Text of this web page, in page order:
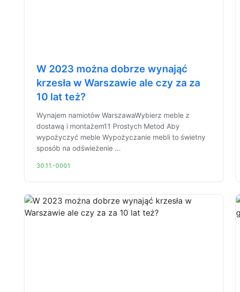
W 2023 można dobrze wynająć
krzesła w Warszawie ale czy za za
10 lat też?
Wynajem namiotów WarszawaWybierz meble z
dostawą i montażem11 Prostych Metod Aby
wypożyczyć meble Wypożyczanie mebli to świetny
sposób na odświeżenie ...
30.11.-0001